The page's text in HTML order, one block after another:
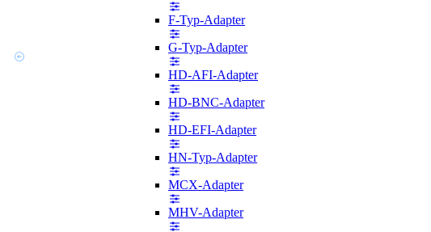
F-Typ-Adapter
G-Typ-Adapter
HD-AFI-Adapter
HD-BNC-Adapter
HD-EFI-Adapter
HN-Typ-Adapter
MCX-Adapter
MHV-Adapter